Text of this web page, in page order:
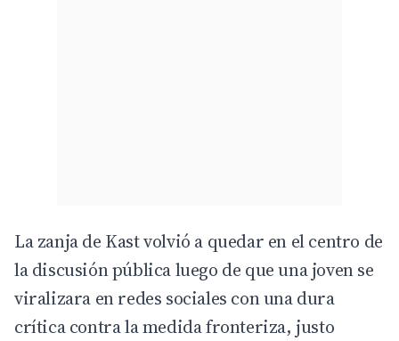
La zanja de Kast volvió a quedar en el centro de
la discusión pública luego de que una joven se
viralizara en redes sociales con una dura
crítica contra la medida fronteriza, justo